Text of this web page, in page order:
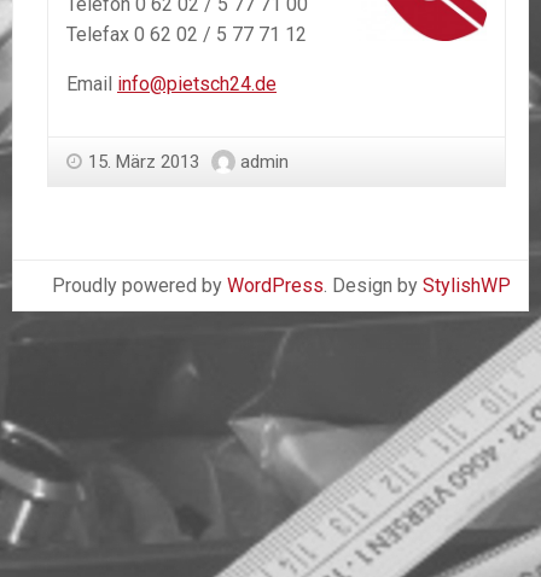
Telefax 0 62 02 / 5 77 71 12
Email info@pietsch24.de
15. März 2013 admin
Proudly powered by WordPress . Design by StylishWP